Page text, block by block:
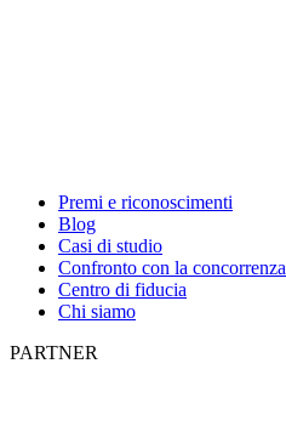
Premi e riconoscimenti
Blog
Casi di studio
Confronto con la concorrenza
Centro di fiducia
Chi siamo
PARTNER